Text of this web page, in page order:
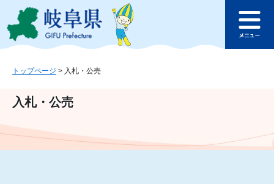
ジ
ュ
文
このページの本文へ
ュ
トップページ > 入札・公売
入札・公売